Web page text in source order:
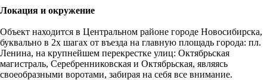
Локация и окружение
Объект находится в Центральном районе городе Новосибирска,
буквально в 2х шагах от въезда на главную площадь города: пл.
Ленина, на крупнейшем перекрестке улиц: Октябрьская
магистраль, Серебренниковская и Октябрьская, являясь
своеобразными воротами, забирая на себя все внимание.